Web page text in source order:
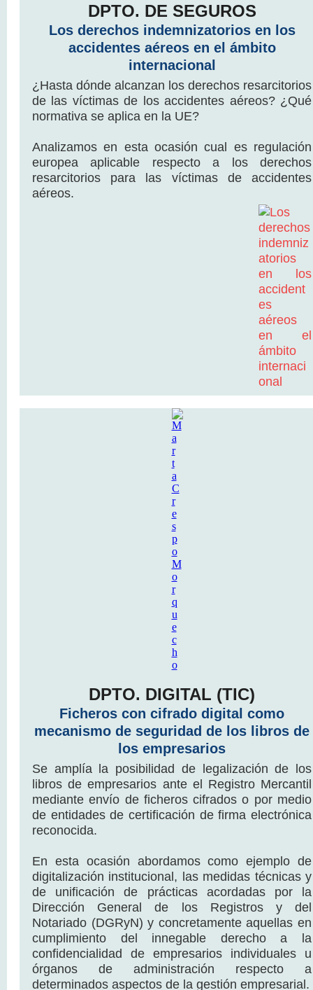
DPTO. DE SEGUROS
Los derechos indemnizatorios en los
accidentes aéreos en el ámbito
internacional
¿Hasta dónde alcanzan los derechos resarcitorios
de las víctimas de los accidentes aéreos? ¿Qué
normativa se aplica en la UE?
Analizamos en esta ocasión cual es regulación
europea aplicable respecto a los derechos
resarcitorios para las víctimas de accidentes
aéreos.
DPTO. DIGITAL (TIC)
Ficheros con cifrado digital como
mecanismo de seguridad de los libros de
los empresarios
Se amplía la posibilidad de legalización de los
libros de empresarios ante el Registro Mercantil
mediante envío de ficheros cifrados o por medio
de entidades de certificación de firma electrónica
reconocida.
En esta ocasión abordamos como ejemplo de
digitalización institucional, las medidas técnicas y
de unificación de prácticas acordadas por la
Dirección General de los Registros y del
Notariado (DGRyN) y concretamente aquellas en
cumplimiento del innegable derecho a la
confidencialidad de empresarios individuales u
órganos de administración respecto a
determinados aspectos de la gestión empresarial.